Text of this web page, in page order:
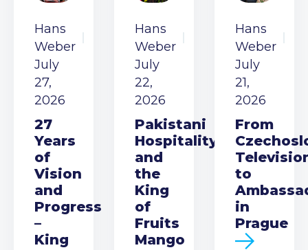
Hans
Weber
July
27,
2026
27
Years
of
Vision
and
Progress
–
King
Hans
Weber
July
22,
2026
Pakistani
Hospitality
and
the
King
of
Fruits
Mango
Hans
Weber
July
21,
2026
From
to
in
Prague